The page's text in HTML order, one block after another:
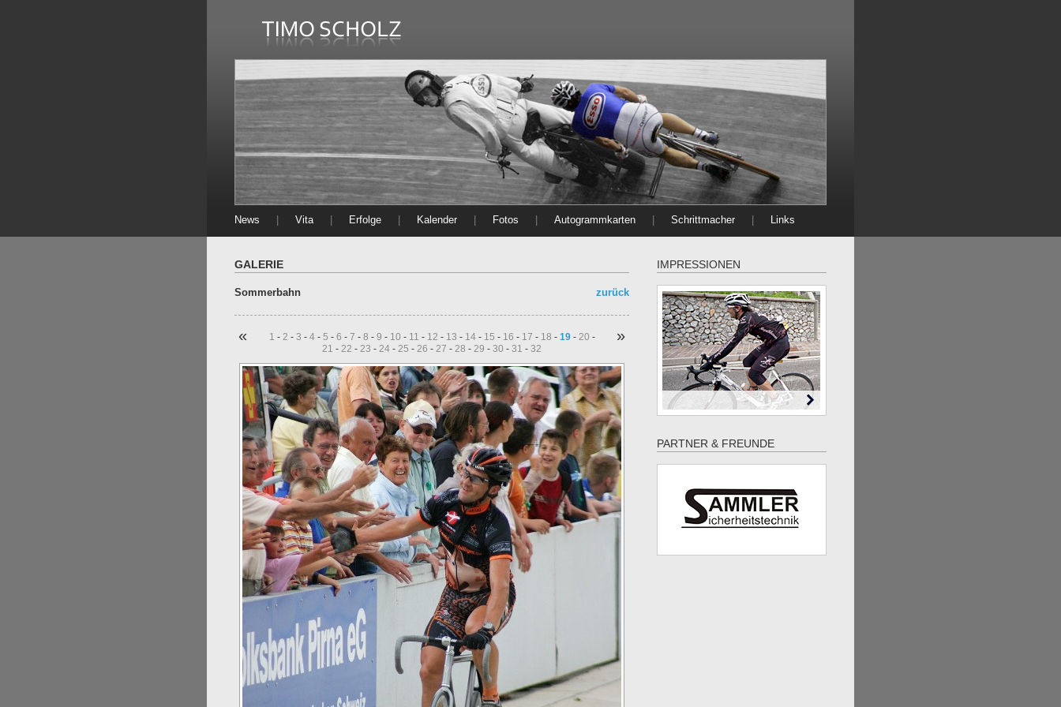
News Vita Erfolge Kalender Fotos Autogrammkarten Schrittmacher Links
GALERIE
Sommerbahn zurück
« 1 - 2 - 3 - 4- 5 - 6 - 7 - 8 - 9 - 10 - 11 - 12 - 13 - 14- 15 - 16 - 17 - 18 - 19- 20 -
21 - 22 - 23 - 24 - 25 - 26 - 27 - 28 - 29 - 30 - 31 - 32
»
IMPRESSIONEN
PARTNER & FREUNDE